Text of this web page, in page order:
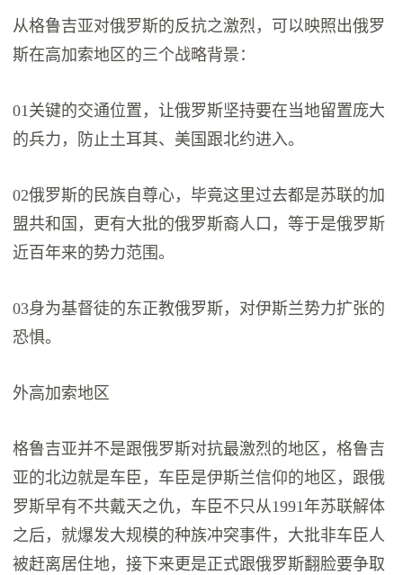
从格鲁吉亚对俄罗斯的反抗之激烈，可以映照出俄罗
斯在高加索地区的三个战略背景：
01关键的交通位置，让俄罗斯坚持要在当地留置庞大
的兵力，防止土耳其、美国跟北约进入。
02俄罗斯的民族自尊心，毕竟这里过去都是苏联的加
盟共和国，更有大批的俄罗斯裔人口，等于是俄罗斯
近百年来的势力范围。
03身为基督徒的东正教俄罗斯，对伊斯兰势力扩张的
恐惧。
外高加索地区
格鲁吉亚并不是跟俄罗斯对抗最激烈的地区，格鲁吉
亚的北边就是车臣，车臣是伊斯兰信仰的地区，跟俄
罗斯早有不共戴天之仇，车臣不只从1991年苏联解体
之后，就爆发大规模的种族冲突事件，大批非车臣人
被赶离居住地，接下来更是正式跟俄罗斯翻脸要争取